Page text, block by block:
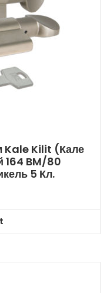
Kale Kilit (Кале
164 BM/80
5 Кл.